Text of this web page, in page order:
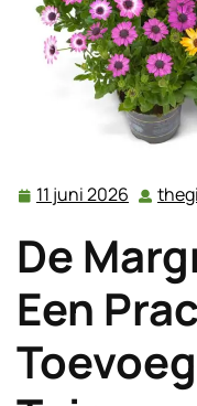
11 juni 2026 11
2026
De
Een